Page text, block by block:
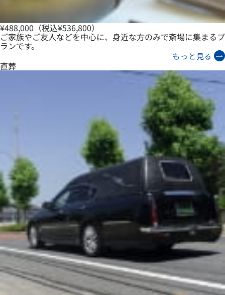
¥488,000 （税込¥536,800）
ご家族やご友人などを中心に、身近な方のみで斎場に集まるプ
ランです。
もっと見る
直葬